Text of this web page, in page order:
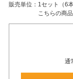
販売単位： 1セット（6本
こちらの商
通